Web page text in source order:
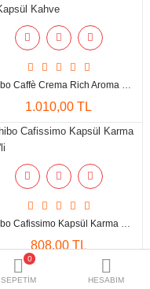
0
SEPETIM HESABIM
Tchibo Caffè Crema Rich Aroma 96'lı Kapsül Kahve
1.010,00 TL
Tchibo Cafissimo Kapsül Karma Set 8'li
808,00 TL